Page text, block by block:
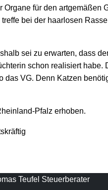
für den artgemäßen
bei der haarlosen
sei zu erwarten, dass
schon realisiert
VG. Denn Katzen
Pfalz erhoben.
Teufel Steuerberater